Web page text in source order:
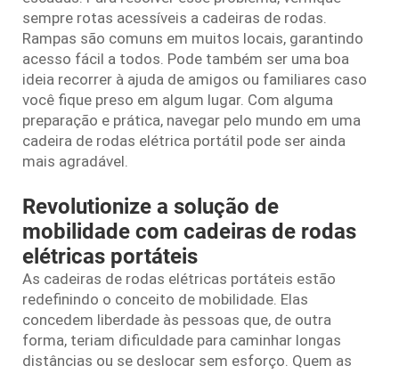
sempre rotas acessíveis a cadeiras de rodas.
Rampas são comuns em muitos locais, garantindo
acesso fácil a todos. Pode também ser uma boa
ideia recorrer à ajuda de amigos ou familiares caso
você fique preso em algum lugar. Com alguma
preparação e prática, navegar pelo mundo em uma
cadeira de rodas elétrica portátil pode ser ainda
mais agradável.
Revolutionize a solução de
mobilidade com cadeiras de rodas
elétricas portáteis
As cadeiras de rodas elétricas portáteis estão
redefinindo o conceito de mobilidade. Elas
concedem liberdade às pessoas que, de outra
forma, teriam dificuldade para caminhar longas
distâncias ou se deslocar sem esforço. Quem as